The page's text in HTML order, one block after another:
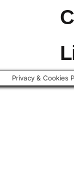
Privacy & Cookies